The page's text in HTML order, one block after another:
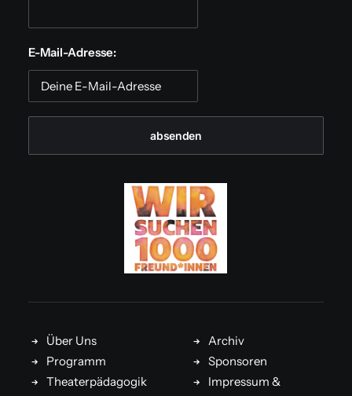
E-Mail-Adresse:
Über Uns
Programm
Theaterpädagogik
Archiv
Sponsoren
Impressum &